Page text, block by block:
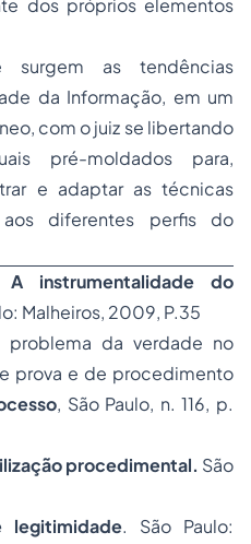
dos próprios elementos
surgem as tendências
da Informação, em um
com o juiz se libertando
pré-moldados para,
e adaptar as técnicas
aos diferentes perfis do
A instrumentalidade do
Malheiros, 2009, P.35
problema da verdade no
prova e de procedimento
, São Paulo, n. 116, p.
procedimental. São
legitimidade. São Paulo: